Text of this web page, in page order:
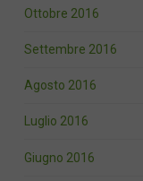
Ottobre 2016
Settembre 2016
Agosto 2016
Luglio 2016
Giugno 2016